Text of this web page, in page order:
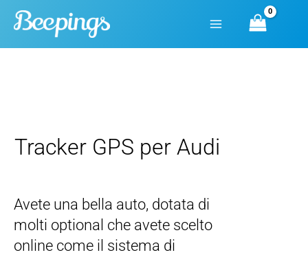
contenuto
Tracker GPS per Audi
Avete una bella auto, dotata di
molti optional che avete scelto
online come il sistema di